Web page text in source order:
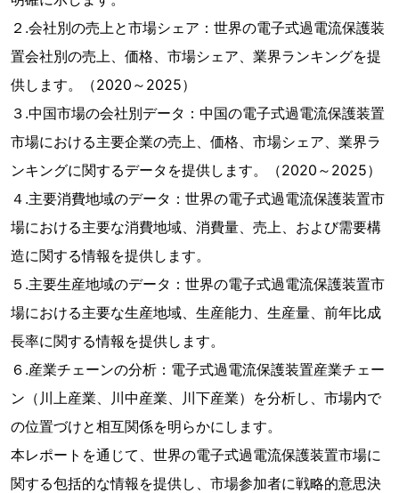
２.会社別の売上と市場シェア：世界の電子式過電流保護装
置会社別の売上、価格、市場シェア、業界ランキングを提
供します。（2020～2025）
３.中国市場の会社別データ：中国の電子式過電流保護装置
市場における主要企業の売上、価格、市場シェア、業界ラ
ンキングに関するデータを提供します。（2020～2025）
４.主要消費地域のデータ：世界の電子式過電流保護装置市
場における主要な消費地域、消費量、売上、および需要構
造に関する情報を提供します。
５.主要生産地域のデータ：世界の電子式過電流保護装置市
場における主要な生産地域、生産能力、生産量、前年比成
長率に関する情報を提供します。
６.産業チェーンの分析：電子式過電流保護装置産業チェー
ン（川上産業、川中産業、川下産業）を分析し、市場内で
の位置づけと相互関係を明らかにします。
本レポートを通じて、世界の電子式過電流保護装置市場に
関する包括的な情報を提供し、市場参加者に戦略的意思決